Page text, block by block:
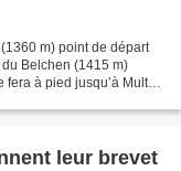
m) point de départ
Belchen (1415 m)
à pied jusqu’à Multen
leur brevet